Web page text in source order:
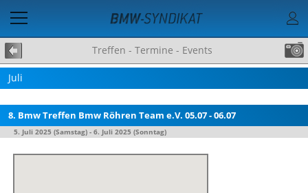
Treffen - Termine - Events
Juli
8. Bmw Treffen Bmw Röhren Team e.V. 05.07 - 06.07
5. Juli 2025 (Samstag) - 6. Juli 2025 (Sonntag)